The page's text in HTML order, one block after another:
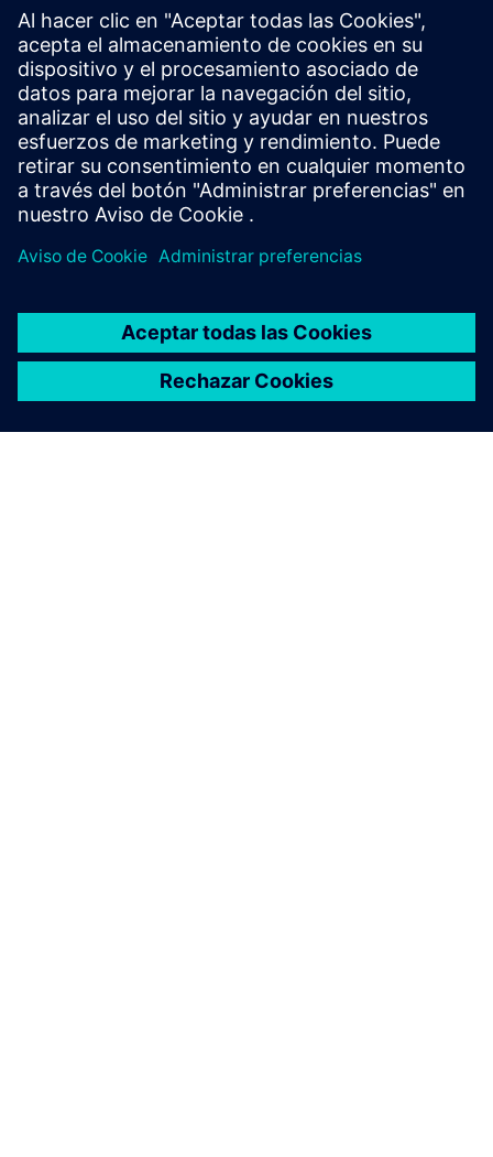
CASTOR Enterprise
El software de CASTOR permite a los fabricantes reducir
costos, utilizando los beneficios de impresión 3D para la
eficiencia de la cadena de suministro y mejorar la
sostenibilidad.
Más información